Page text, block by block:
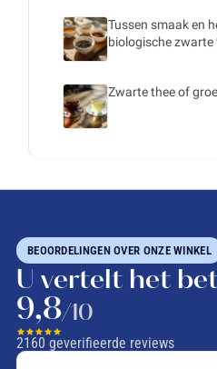
Tussen smaak en
biologische zwarte
Zwarte thee of
BEOORDELINGEN OVER ONZE WINKEL
U vertelt het
9,8/10
2160 geverifieerde reviews